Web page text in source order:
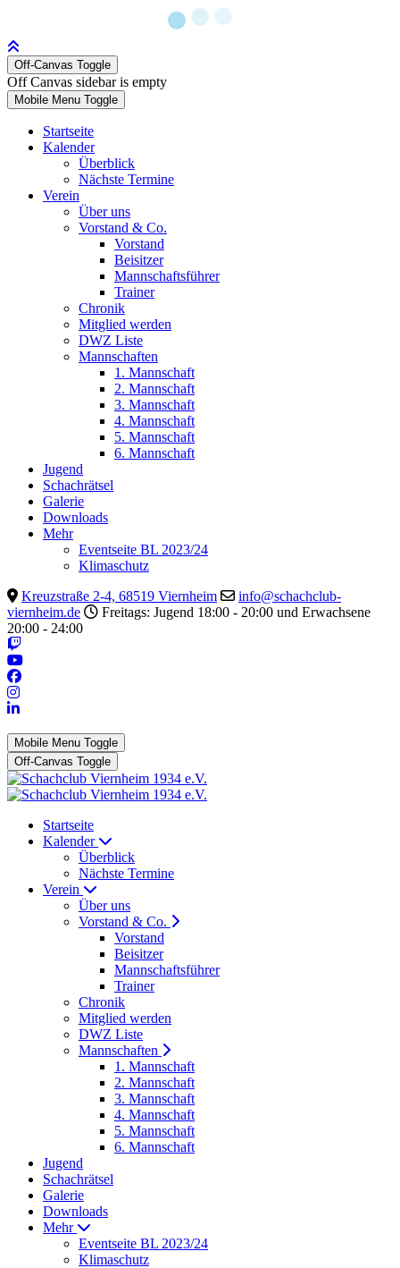
Off-Canvas Toggle
Off Canvas sidebar is empty
Mobile Menu Toggle
Startseite
Kalender
Überblick
Nächste Termine
Verein
Über uns
Vorstand & Co.
Vorstand
Beisitzer
Mannschaftsführer
Trainer
Chronik
Mitglied werden
DWZ Liste
Mannschaften
1. Mannschaft
2. Mannschaft
3. Mannschaft
4. Mannschaft
5. Mannschaft
6. Mannschaft
Jugend
Schachrätsel
Galerie
Downloads
Mehr
Eventseite BL 2023/24
Klimaschutz
Kreuzstraße 2-4, 68519 Viernheim
info@schachclub-
viernheim.de
Freitags: Jugend 18:00 - 20:00 und Erwachsene
20:00 - 24:00
Mobile Menu Toggle
Off-Canvas Toggle
Startseite
Kalender
Überblick
Nächste Termine
Verein
Über uns
Vorstand & Co.
Vorstand
Beisitzer
Mannschaftsführer
Trainer
Chronik
Mitglied werden
DWZ Liste
Mannschaften
1. Mannschaft
2. Mannschaft
3. Mannschaft
4. Mannschaft
5. Mannschaft
6. Mannschaft
Jugend
Schachrätsel
Galerie
Downloads
Mehr
Eventseite BL 2023/24
Klimaschutz